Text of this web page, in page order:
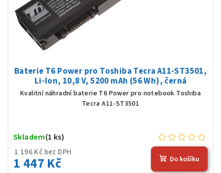
Baterie T6 Power pro Toshiba Tecra A11-ST3501,
Li-Ion, 10,8 V, 5200 mAh (56 Wh), černá
Kvalitní náhradní baterie T6 Power pro notebook Toshiba
Tecra A11-ST3501
1 196 Kč bez DPH
1 447 Kč
Skladem(1 ks)
Do košíku